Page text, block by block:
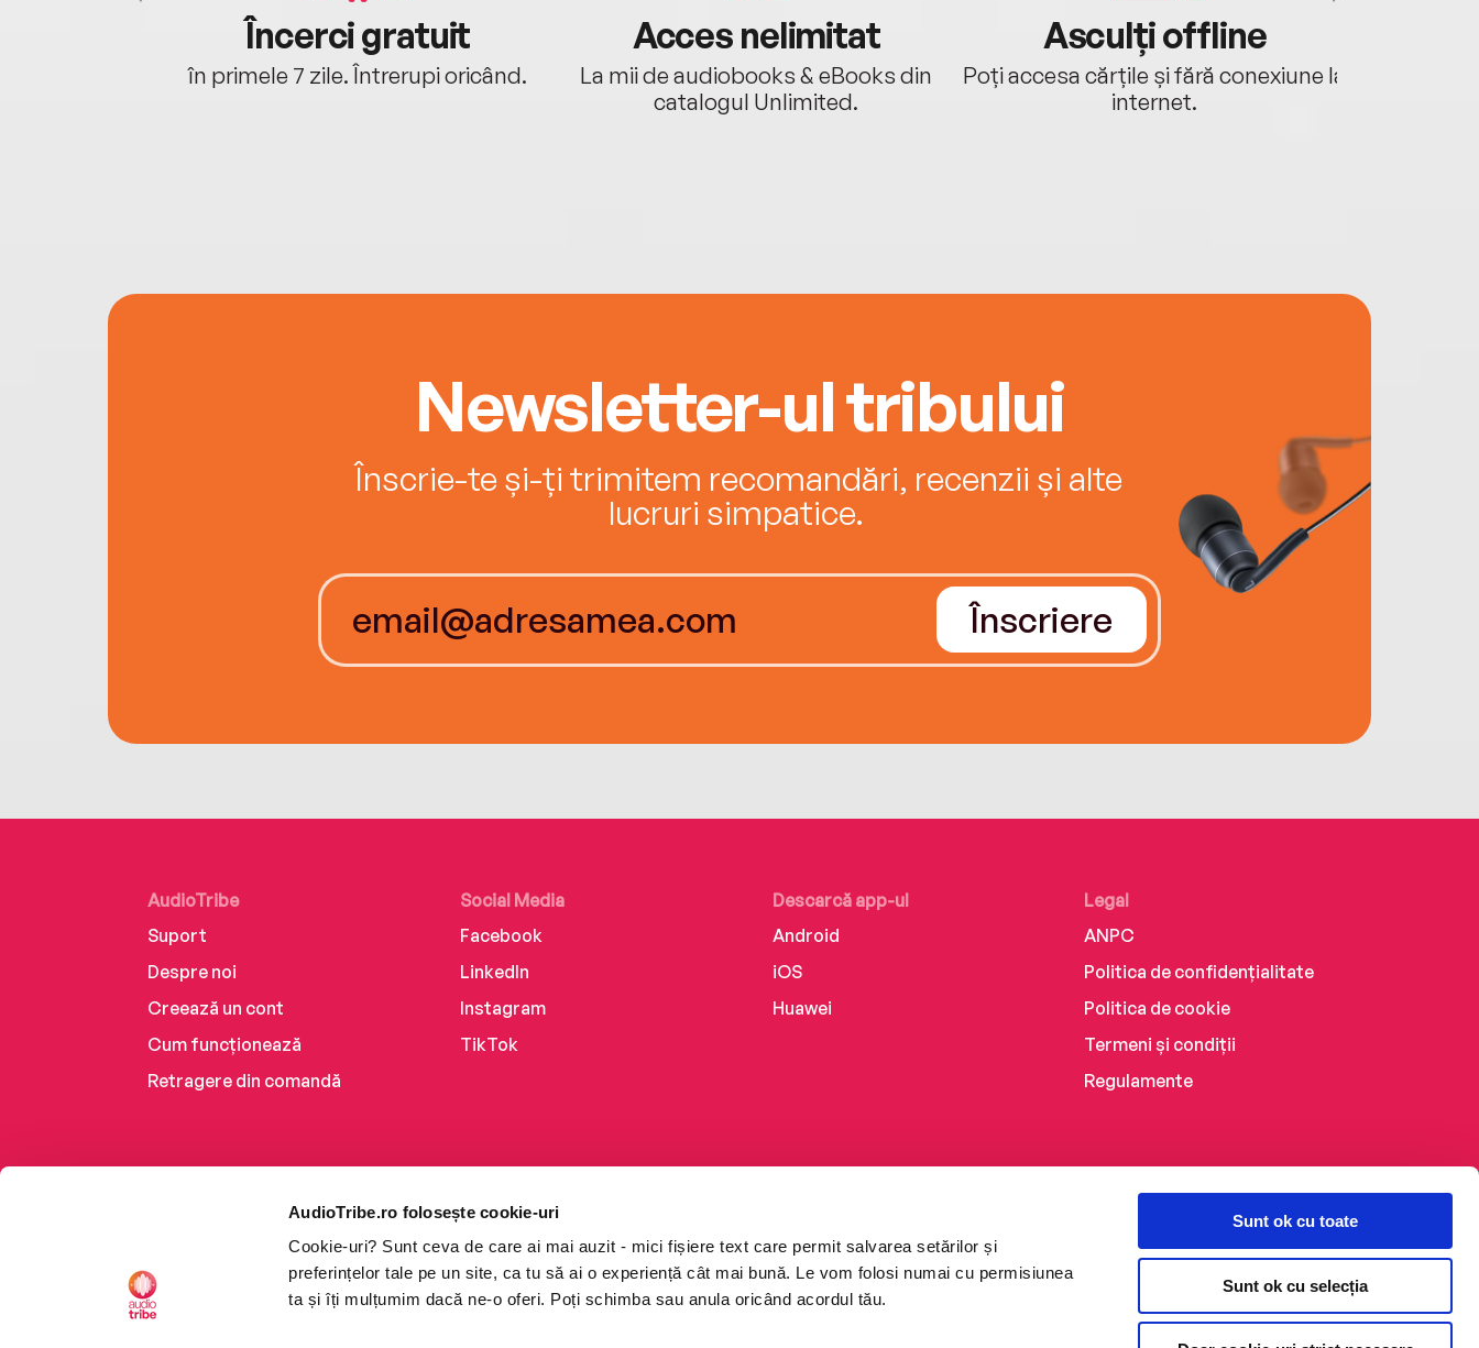
AudioTribe.ro folosește cookie-uri
Cookie-uri? Sunt ceva de care ai mai auzit - mici fișiere text care permit salvarea setărilor și
preferințelor tale pe un site, ca tu să ai o experiență cât mai bună. Le vom folosi numai cu permisiunea
ta și îți mulțumim dacă ne-o oferi. Poți schimba sau anula oricând acordul tău.
Sunt ok cu toate
Sunt ok cu selecția
Încerci gratuit
în primele 7 zile. Întrerupi oricând.
Acces nelimitat
La mii de audiobooks & eBooks din
catalogul Unlimited.
Asculți offline
Poți accesa cărțile și fără conexiune la
internet.
Newsletter-ul tribului
Înscrie-te și-ți trimitem recomandări, recenzii și alte
lucruri simpatice.
Înscriere
AudioTribe
Suport
Despre noi
Creează un cont
Cum funcționează
Retragere din comandă
Social Media
Facebook
LinkedIn
Instagram
TikTok
Descarcă app-ul
Android
iOS
Huawei
Legal
ANPC
Politica de confidențialitate
Politica de cookie
Termeni și condiții
Regulamente